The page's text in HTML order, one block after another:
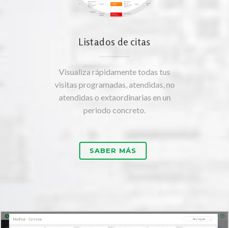
Listados de citas
Visualiza rápidamente todas tus
visitas programadas, atendidas, no
atendidas o extaordinarias en un
periodo concreto.
SABER MÁS